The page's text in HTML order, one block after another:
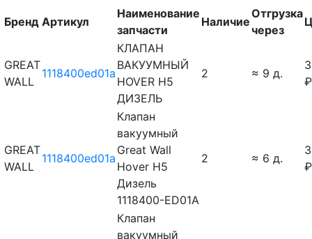
Бренд Артикул
Наименование
запчасти
Наличие
Отгрузка
через
GREAT
WALL
1118400ed01a
КЛАПАН
ВАКУУМНЫЙ
HOVER H5
ДИЗЕЛЬ
2 ≈ 9 д.
₽
GREAT
WALL
1118400ed01a
Клапан
вакуумный
Great Wall
Hover H5
Дизель
1118400-ED01A
2 ≈ 6 д.
₽
Клапан
вакуумный